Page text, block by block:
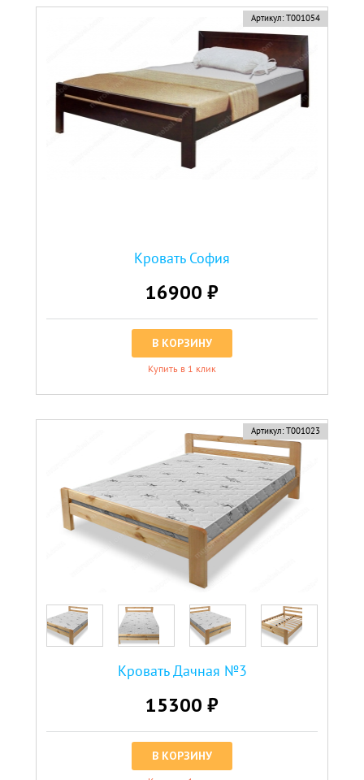
Артикул: Т001054
Кровать София
16900 ₽
В КОРЗИНУ
Купить в 1 клик
Артикул: Т001023
Кровать Дачная №3
15300 ₽
В КОРЗИНУ